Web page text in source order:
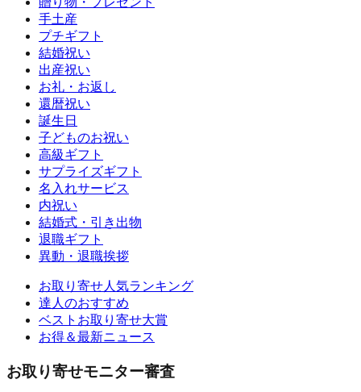
手土産
プチギフト
結婚祝い
出産祝い
お礼・お返し
還暦祝い
誕生日
子どものお祝い
高級ギフト
サプライズギフト
名入れサービス
内祝い
結婚式・引き出物
退職ギフト
異動・退職挨拶
お取り寄せ人気ランキング
達人のおすすめ
ベストお取り寄せ大賞
お得＆最新ニュース
お取り寄せモニター審査